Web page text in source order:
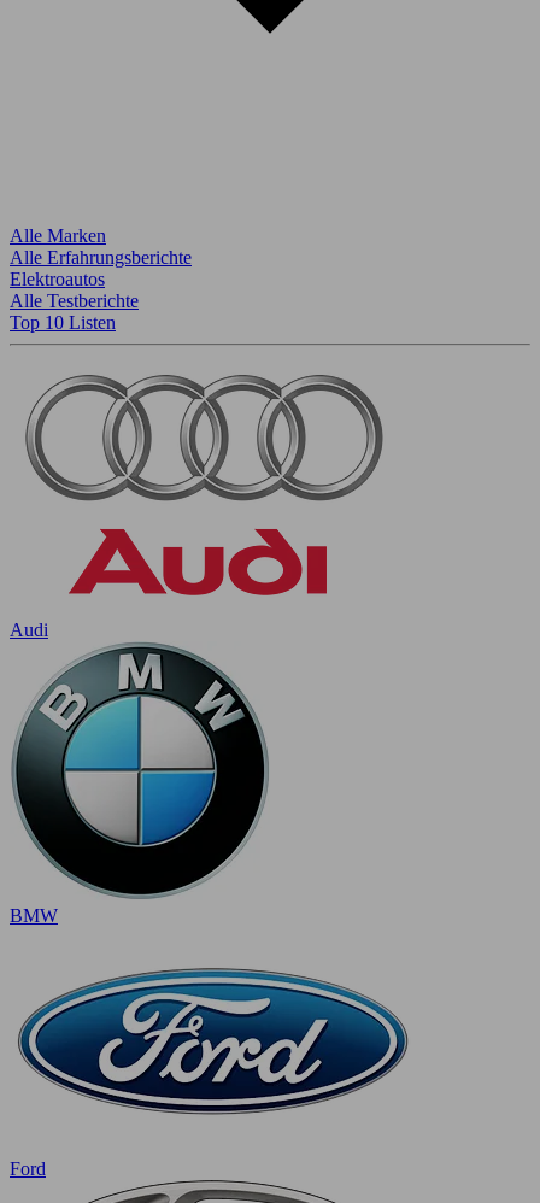
Alle Marken
Alle Erfahrungsberichte
Elektroautos
Alle Testberichte
Top 10 Listen
Audi
BMW
Ford